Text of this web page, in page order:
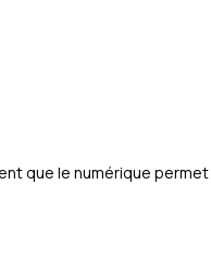
que le numérique